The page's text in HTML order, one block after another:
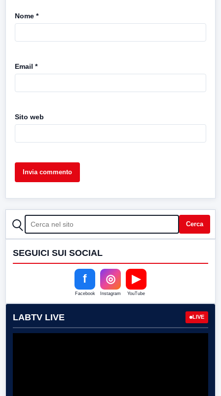
Nome *
Email *
Sito web
CERCA Cerca
SEGUICI SUI SOCIAL
f
Facebook
◎
Instagram
▶
YouTube
LABTV LIVE LIVE